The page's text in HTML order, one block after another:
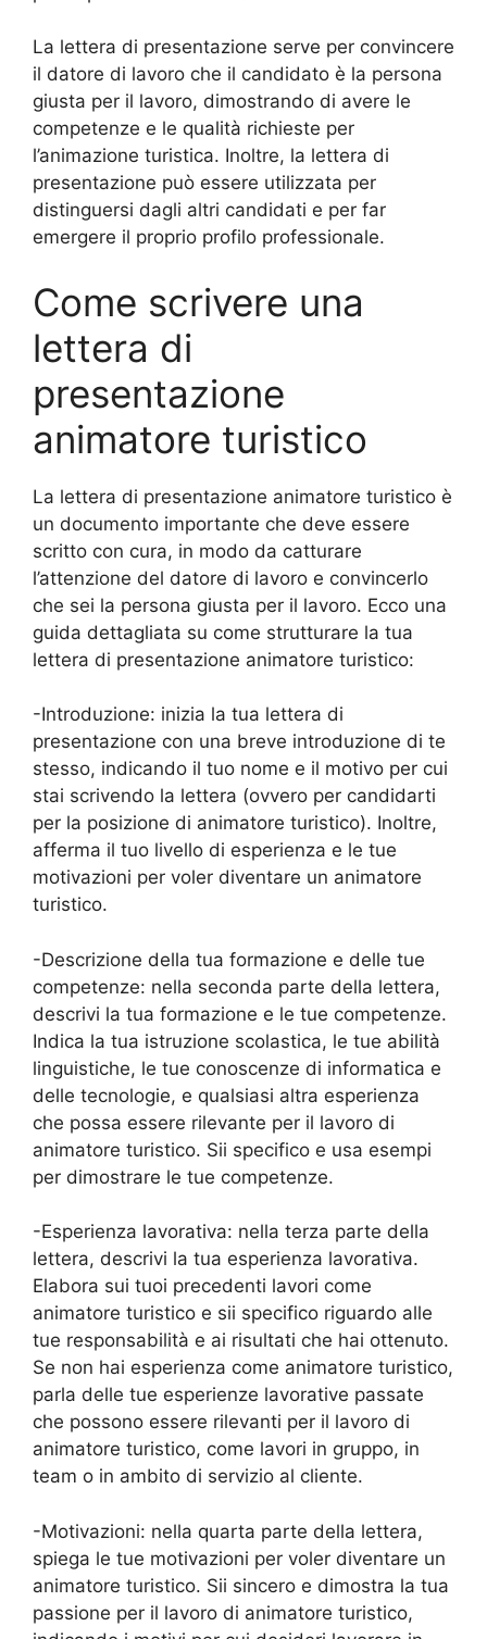
La lettera di presentazione serve per convincere
il datore di lavoro che il candidato è la persona
giusta per il lavoro, dimostrando di avere le
competenze e le qualità richieste per
l’animazione turistica. Inoltre, la lettera di
presentazione può essere utilizzata per
distinguersi dagli altri candidati e per far
emergere il proprio profilo professionale.
Come scrivere una
lettera di
presentazione
animatore turistico
La lettera di presentazione animatore turistico è
un documento importante che deve essere
scritto con cura, in modo da catturare
l’attenzione del datore di lavoro e convincerlo
che sei la persona giusta per il lavoro. Ecco una
guida dettagliata su come strutturare la tua
lettera di presentazione animatore turistico:
-Introduzione: inizia la tua lettera di
presentazione con una breve introduzione di te
stesso, indicando il tuo nome e il motivo per cui
stai scrivendo la lettera (ovvero per candidarti
per la posizione di animatore turistico). Inoltre,
afferma il tuo livello di esperienza e le tue
motivazioni per voler diventare un animatore
turistico.
-Descrizione della tua formazione e delle tue
competenze: nella seconda parte della lettera,
descrivi la tua formazione e le tue competenze.
Indica la tua istruzione scolastica, le tue abilità
linguistiche, le tue conoscenze di informatica e
delle tecnologie, e qualsiasi altra esperienza
che possa essere rilevante per il lavoro di
animatore turistico. Sii specifico e usa esempi
per dimostrare le tue competenze.
-Esperienza lavorativa: nella terza parte della
lettera, descrivi la tua esperienza lavorativa.
Elabora sui tuoi precedenti lavori come
animatore turistico e sii specifico riguardo alle
tue responsabilità e ai risultati che hai ottenuto.
Se non hai esperienza come animatore turistico,
parla delle tue esperienze lavorative passate
che possono essere rilevanti per il lavoro di
animatore turistico, come lavori in gruppo, in
team o in ambito di servizio al cliente.
-Motivazioni: nella quarta parte della lettera,
spiega le tue motivazioni per voler diventare un
animatore turistico. Sii sincero e dimostra la tua
passione per il lavoro di animatore turistico,